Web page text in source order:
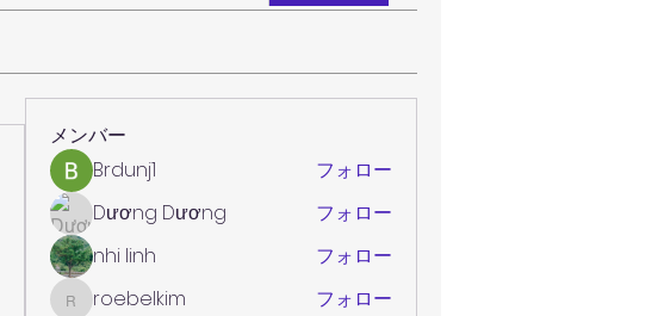
メンバー
Brdunj1
フォロー
Dương Dương
フォロー
nhi linh
フォロー
roebelkim
roebelkim
フォロー